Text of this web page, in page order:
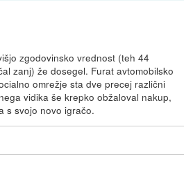
zgodovinsko vrednost (teh 44
zanj) že dosegel. Furat avtomobilsko
omrežje sta dve precej različni
vidika še krepko obžaloval nakup,
s svojo novo igračo.